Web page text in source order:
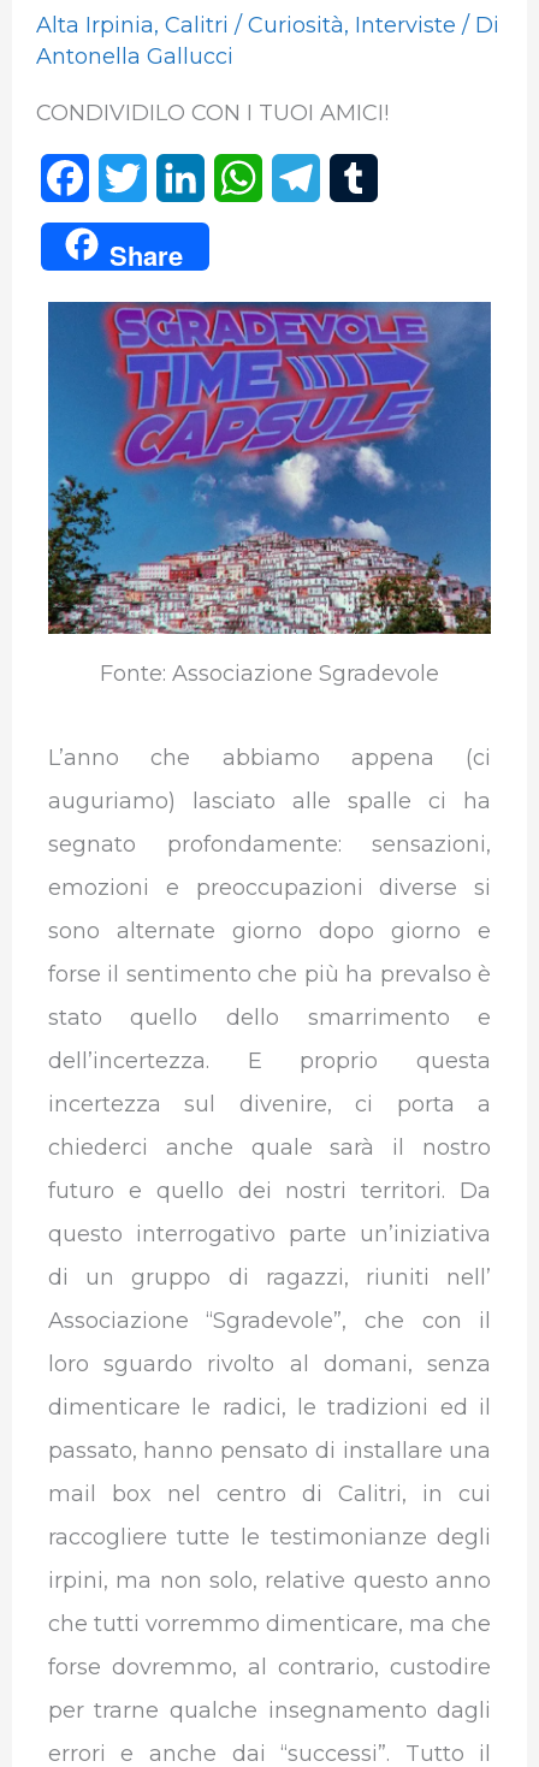
Alta Irpinia, Calitri / Curiosità, Interviste / Di
Antonella Gallucci
CONDIVIDILO CON I TUOI AMICI!
a
c
k
w
i
t
t
e
r
i
n
k
e
d
I
n
W
t
s
A
p
p
e
g
r
a
m
b
r
Share
Fonte: Associazione Sgradevole
L’anno che abbiamo appena (ci
auguriamo) lasciato alle spalle ci ha
segnato profondamente: sensazioni,
emozioni e preoccupazioni diverse si
sono alternate giorno dopo giorno e
forse il sentimento che più ha prevalso è
stato quello dello smarrimento e
dell’incertezza. E proprio questa
incertezza sul divenire, ci porta a
chiederci anche quale sarà il nostro
futuro e quello dei nostri territori. Da
questo interrogativo parte un’iniziativa
di un gruppo di ragazzi, riuniti nell’
Associazione “Sgradevole”, che con il
loro sguardo rivolto al domani, senza
dimenticare le radici, le tradizioni ed il
passato, hanno pensato di installare una
mail box nel centro di Calitri, in cui
raccogliere tutte le testimonianze degli
irpini, ma non solo, relative questo anno
che tutti vorremmo dimenticare, ma che
forse dovremmo, al contrario, custodire
per trarne qualche insegnamento dagli
errori e anche dai “successi”. Tutto il